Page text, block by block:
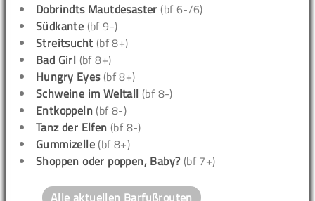
Dobrindts Mautdesaster (bf 6-/6)
Südkante (bf 9-)
Streitsucht (bf 8+)
Bad Girl (bf 8+)
Hungry Eyes(bf 8+)
Schweine im Weltall (bf 8-)
Entkoppeln (bf 8-)
Tanz der Elfen (bf 8-)
Gummizelle (bf 8+)
Shoppen oder poppen, Baby? (bf 7+)
Alle aktuellen Barfußrouten